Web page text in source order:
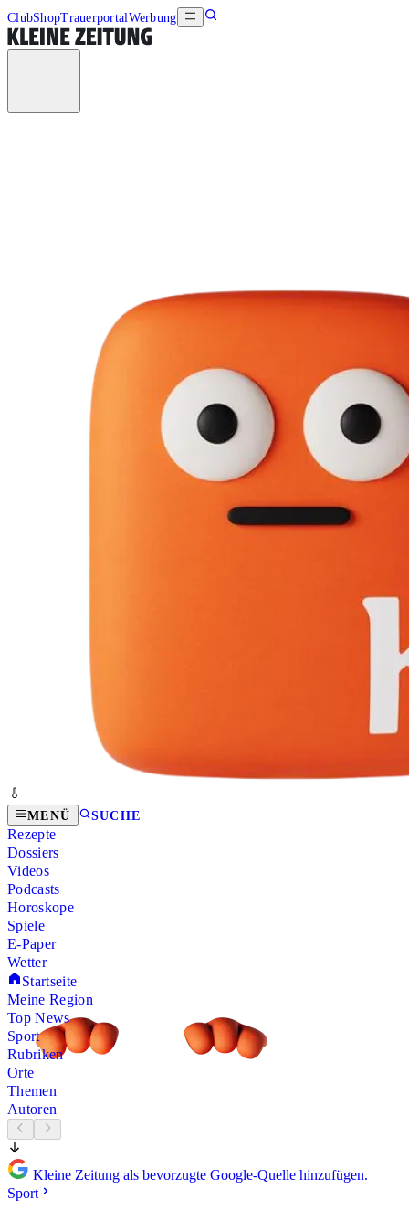
ClubShopTrauerportalWerbung
MENÜ SUCHE
Rezepte
Dossiers
Videos
Podcasts
Horoskope
Spiele
E-Paper
Wetter
Startseite
Meine Region
Top News
Sport
Rubriken
Orte
Themen
Autoren
Kleine Zeitung als bevorzugte Google-Quelle hinzufügen.
Sport